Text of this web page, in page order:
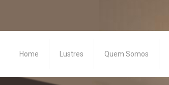
Home Lustres Quem Somos